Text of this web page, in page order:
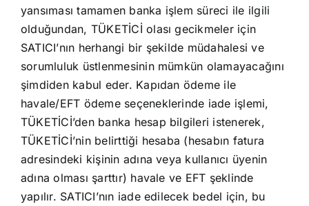
yansıması tamamen banka işlem süreci ile ilgili
olduğundan, TÜKETİCİ olası gecikmeler için
SATICI’nın herhangi bir şekilde müdahalesi ve
sorumluluk üstlenmesinin mümkün olamayacağını
şimdiden kabul eder. Kapıdan ödeme ile
havale/EFT ödeme seçeneklerinde iade işlemi,
TÜKETİCİ’den banka hesap bilgileri istenerek,
TÜKETİCİ’nin belirttiği hesaba (hesabın fatura
adresindeki kişinin adına veya kullanıcı üyenin
adına olması şarttır) havale ve EFT şeklinde
yapılır. SATICI’nın iade edilecek bedel için, bu